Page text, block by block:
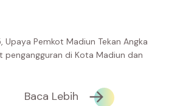
Upaya Pemkot Madiun Tekan Angka
pengangguran di Kota Madiun dan
Baca Lebih